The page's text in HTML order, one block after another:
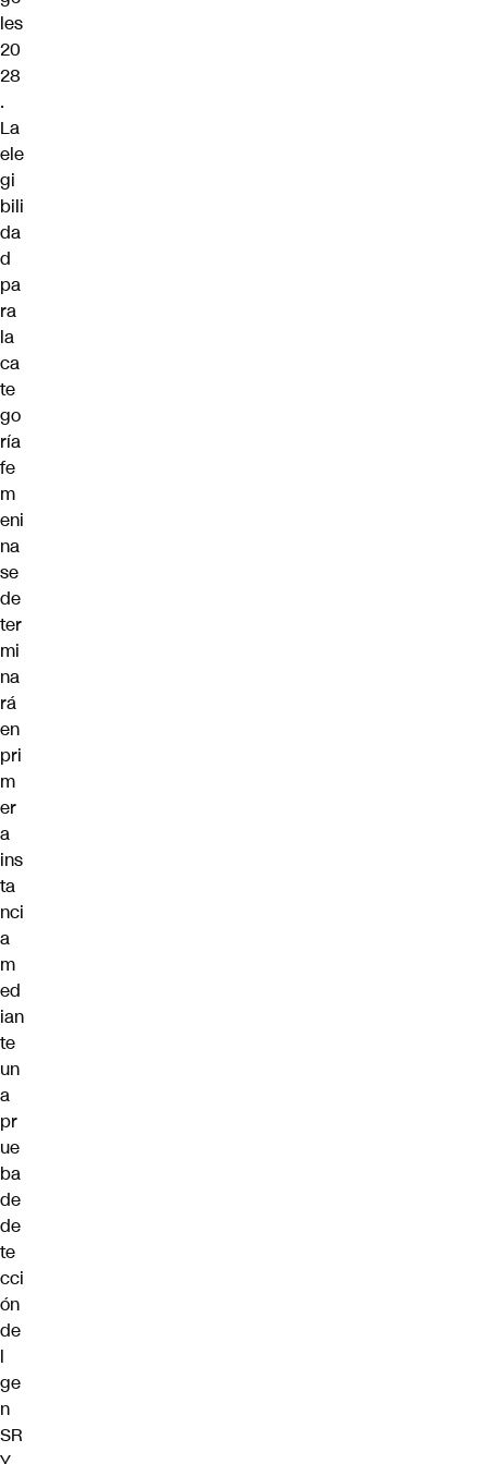
les
20
28
.
La
ele
gi
bili
da
d
pa
ra
la
ca
te
go
ría
fe
m
eni
na
se
de
ter
mi
na
rá
en
pri
m
er
a
ins
ta
nci
a
m
ed
ian
te
un
a
pr
ue
ba
de
de
te
cci
ón
de
l
ge
n
SR